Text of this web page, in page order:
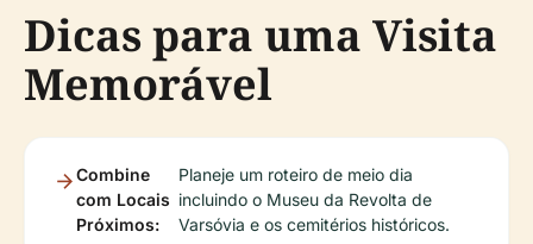
Dicas para uma Visita
Memorável
Combine
com Locais
Próximos:
Planeje um roteiro de meio dia
incluindo o Museu da Revolta de
Varsóvia e os cemitérios históricos.